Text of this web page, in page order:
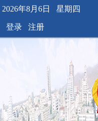
2026年8月6日 星期四
登录 注册